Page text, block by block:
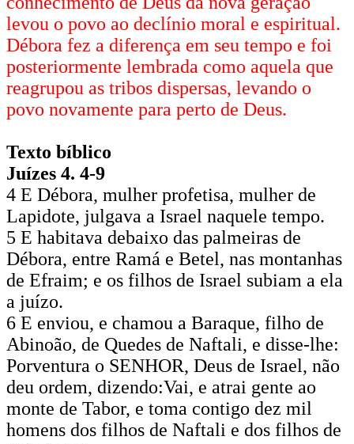
levou o povo ao declínio moral e espiritual.
Débora fez a diferença em seu tempo e foi
posteriormente lembrada como aquela que
reagrupou as tribos dispersas, levando o
povo novamente para perto de Deus.
Texto bíblico
Juízes 4. 4-9
4 E Débora, mulher profetisa, mulher de
Lapidote, julgava a Israel naquele tempo.
5 E habitava debaixo das palmeiras de
Débora, entre Ramá e Betel, nas montanhas
de Efraim; e os filhos de Israel subiam a ela
a juízo.
6 E enviou, e chamou a Baraque, filho de
Abinoão, de Quedes de Naftali, e disse-lhe:
Porventura o SENHOR, Deus de Israel, não
deu ordem, dizendo:Vai, e atrai gente ao
monte de Tabor, e toma contigo dez mil
homens dos filhos de Naftali e dos filhos de